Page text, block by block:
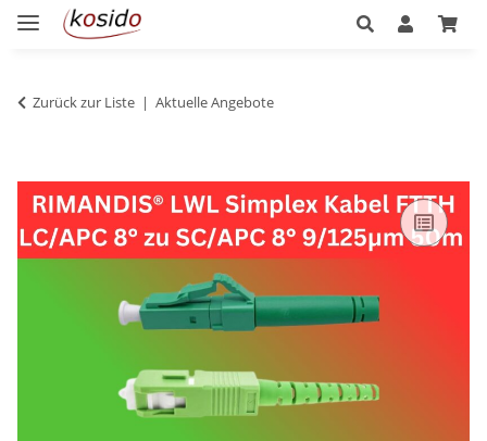
Zurück zur Liste Aktuelle Angebote